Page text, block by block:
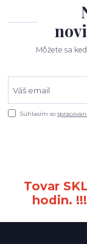
Môžete sa
Súhlasím so
Tovar
hodin.